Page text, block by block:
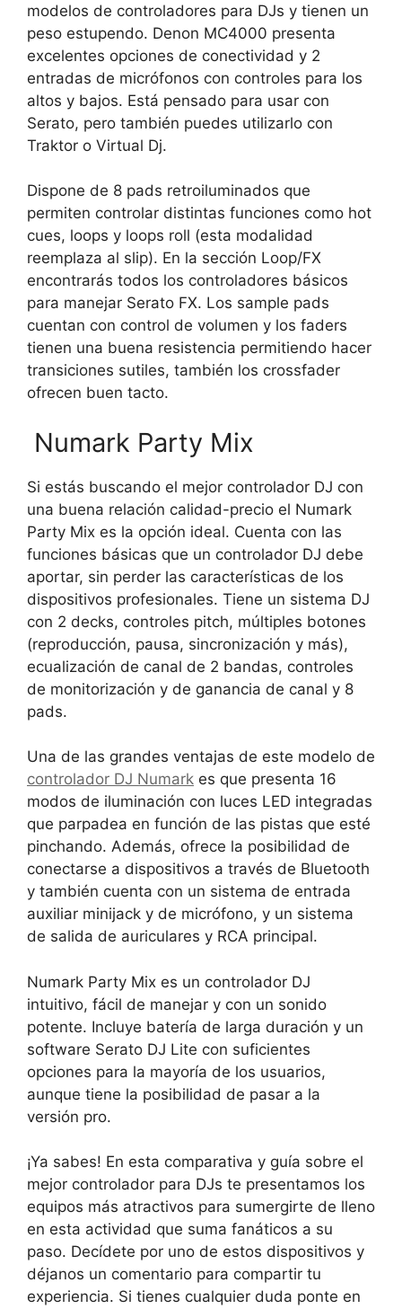
modelos de controladores para DJs y tienen un
peso estupendo. Denon MC4000 presenta
excelentes opciones de conectividad y 2
entradas de micrófonos con controles para los
altos y bajos. Está pensado para usar con
Serato, pero también puedes utilizarlo con
Traktor o Virtual Dj.
Dispone de 8 pads retroiluminados que
permiten controlar distintas funciones como hot
cues, loops y loops roll (esta modalidad
reemplaza al slip). En la sección Loop/FX
encontrarás todos los controladores básicos
para manejar Serato FX. Los sample pads
cuentan con control de volumen y los faders
tienen una buena resistencia permitiendo hacer
transiciones sutiles, también los crossfader
ofrecen buen tacto.
Numark Party Mix
Si estás buscando el mejor controlador DJ con
una buena relación calidad-precio el Numark
Party Mix es la opción ideal. Cuenta con las
funciones básicas que un controlador DJ debe
aportar, sin perder las características de los
dispositivos profesionales. Tiene un sistema DJ
con 2 decks, controles pitch, múltiples botones
(reproducción, pausa, sincronización y más),
ecualización de canal de 2 bandas, controles
de monitorización y de ganancia de canal y 8
pads.
Una de las grandes ventajas de este modelo de
controlador DJ Numark es que presenta 16
modos de iluminación con luces LED integradas
que parpadea en función de las pistas que esté
pinchando. Además, ofrece la posibilidad de
conectarse a dispositivos a través de Bluetooth
y también cuenta con un sistema de entrada
auxiliar minijack y de micrófono, y un sistema
de salida de auriculares y RCA principal.
Numark Party Mix es un controlador DJ
intuitivo, fácil de manejar y con un sonido
potente. Incluye batería de larga duración y un
software Serato DJ Lite con suficientes
opciones para la mayoría de los usuarios,
aunque tiene la posibilidad de pasar a la
versión pro.
¡Ya sabes! En esta comparativa y guía sobre el
mejor controlador para DJs te presentamos los
equipos más atractivos para sumergirte de lleno
en esta actividad que suma fanáticos a su
paso. Decídete por uno de estos dispositivos y
déjanos un comentario para compartir tu
experiencia. Si tienes cualquier duda ponte en